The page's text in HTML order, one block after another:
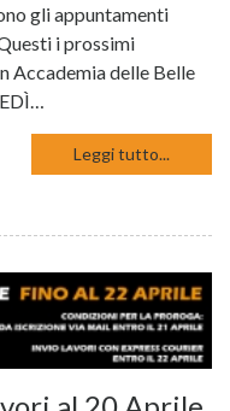
gli appuntamenti
i prossimi
Accademia delle Belle
Leggi tutto...